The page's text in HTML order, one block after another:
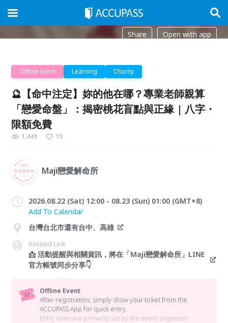
Share Open with app
Offline Event Learning Charity
🔮【命中注定】妳的他在哪？專業老師親算
「戀愛命盤」：揭密桃花盲點與正緣 | 八字・
限額免費
1,449 15
Maji戀愛解命所
2026.08.22 (Sat) 12:00 - 08.23 (Sun) 01:00 (GMT+8)
Add To Calendar
台灣台北市還有台中、高雄
Related Link
📩 活動提醒與相關資訊，將在「Maji戀愛解命所」LINE
官方帳號同步分享👇
Offline Event
After registration, simply show your ticket from the
ACCUPASS App for quick entry.
Entry rules are primarily set by the event organizer.